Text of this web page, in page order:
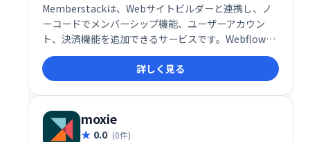
Memberstackは、Webサイトビルダーと連携し、ノ
ーコードでメンバーシップ機能、ユーザーアカウン
ト、決済機能を追加できるサービスです。Webflowと
の相性抜群で、簡単に設定でき、無料プランでテスト
可能。収益に応じて料金プランを選択でき、最小プラ
ン(月額25ドル)では最大1200ドルの収益まで対応、無
制限の有料メンバーと1万人の無料メンバーを利用で
きます。
詳しく見る
moxie
0.0 (0件)